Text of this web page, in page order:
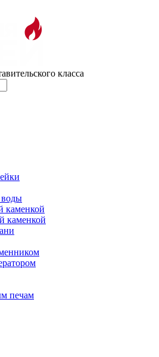
класса
воды
каменкой
каменкой
печам